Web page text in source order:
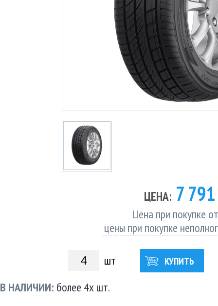
ЦЕНА: 7
Цена при покупке
цены при покупке
шт КУПИТЬ
В НАЛИЧИИ: более 4х шт.